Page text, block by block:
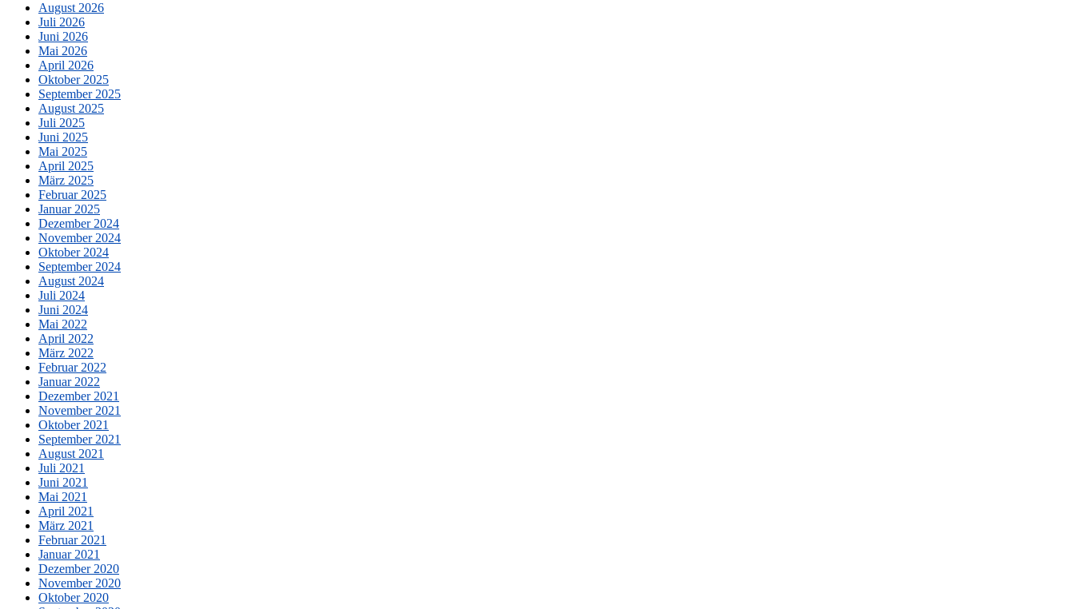
August 2026
Juli 2026
Juni 2026
Mai 2026
April 2026
Oktober 2025
September 2025
August 2025
Juli 2025
Juni 2025
Mai 2025
April 2025
März 2025
Februar 2025
Januar 2025
Dezember 2024
November 2024
Oktober 2024
September 2024
August 2024
Juli 2024
Juni 2024
Mai 2022
April 2022
März 2022
Februar 2022
Januar 2022
Dezember 2021
November 2021
Oktober 2021
September 2021
August 2021
Juli 2021
Juni 2021
Mai 2021
April 2021
März 2021
Februar 2021
Januar 2021
Dezember 2020
November 2020
Oktober 2020